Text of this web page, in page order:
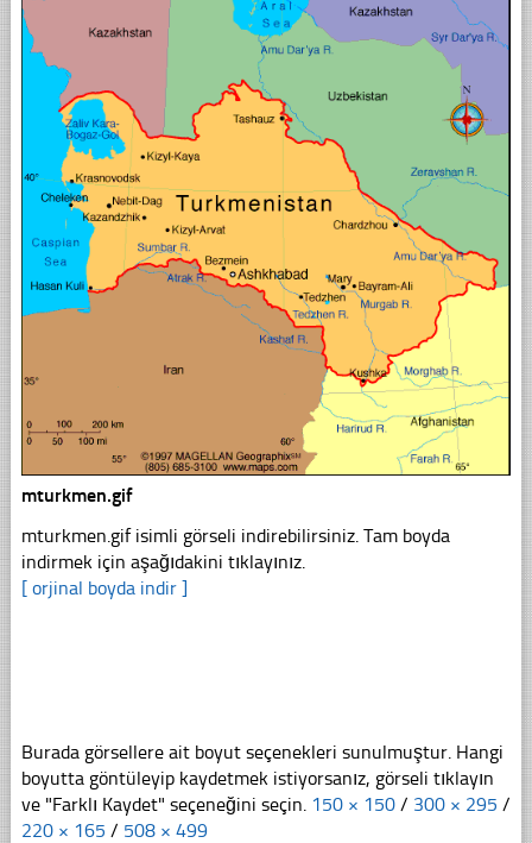
mturkmen.gif
mturkmen.gif isimli görseli indirebilirsiniz. Tam boyda
indirmek için aşağıdakini tıklayınız.
[ orjinal boyda indir ]
Burada görsellere ait boyut seçenekleri sunulmuştur. Hangi
boyutta göntüleyip kaydetmek istiyorsanız, görseli tıklayın
ve "Farklı Kaydet" seçeneğini seçin. 150 × 150 / 300 × 295 /
220 × 165 / 508 × 499